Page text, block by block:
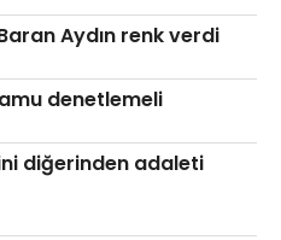
Aydın renk verdi
denetlemeli
diğerinden adaleti